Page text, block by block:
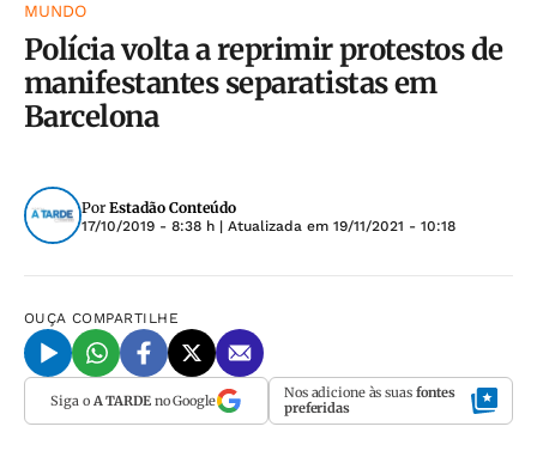
MUNDO
Polícia volta a reprimir protestos de
manifestantes separatistas em
Barcelona
Por Estadão Conteúdo
17/10/2019 - 8:38 h | Atualizada em 19/11/2021 - 10:18
OUÇA COMPARTILHE
Siga o A TARDEno Google Nos adicione às suas fontes
preferidas